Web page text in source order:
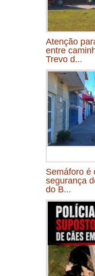
Atenção
entre
Trevo d...
Semáforo é
segurança
do B...